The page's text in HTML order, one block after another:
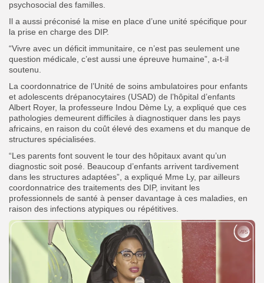
psychosocial des familles.
Il a aussi préconisé la mise en place d’une unité spécifique pour
la prise en charge des DIP.
“Vivre avec un déficit immunitaire, ce n’est pas seulement une
question médicale, c’est aussi une épreuve humaine”, a-t-il
soutenu.
La coordonnatrice de l’Unité de soins ambulatoires pour enfants
et adolescents drépanocytaires (USAD) de l’hôpital d’enfants
Albert Royer, la professeure Indou Dème Ly, a expliqué que ces
pathologies demeurent difficiles à diagnostiquer dans les pays
africains, en raison du coût élevé des examens et du manque de
structures spécialisées.
“Les parents font souvent le tour des hôpitaux avant qu’un
diagnostic soit posé. Beaucoup d’enfants arrivent tardivement
dans les structures adaptées”, a expliqué Mme Ly, par ailleurs
coordonnatrice des traitements des DIP, invitant les
professionnels de santé à penser davantage à ces maladies, en
raison des infections atypiques ou répétitives.